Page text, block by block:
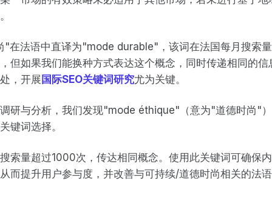
"在法语中直译为"mode durable"，该词在法国每月搜索
但如果我们能换种方式表达这个概念，同时传递相同的信
，开展 国际SEO关键词研究尤为关键。
研与分析，我们发现"mode éthique"（意为"道德时尚"
键词选择。
索量超过1000次，传达相同概念。使用此关键词可确保
而提升用户参与度，并改善与可持续/道德时尚相关的法